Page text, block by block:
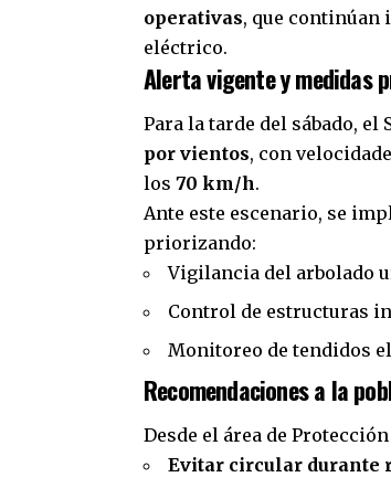
operativas, que continúan
eléctrico.
Alerta vigente y medidas
Para la tarde del sábado,
por vientos, con
los 70 km/h.
Ante este escenario, se
priorizando:
Vigilancia del arbolado
Control de estructuras
Monitoreo de tendidos
Recomendaciones a la
Desde el área de
Evitar circular durante